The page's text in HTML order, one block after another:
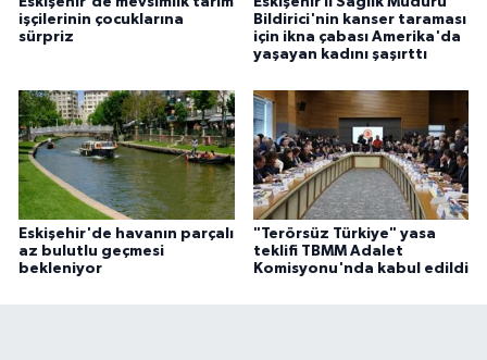
işçilerinin çocuklarına
sürpriz
Bildirici'nin kanser taraması
için ikna çabası Amerika'da
yaşayan kadını şaşırttı
Eskişehir'de havanın parçalı
az bulutlu geçmesi
bekleniyor
"Terörsüz Türkiye" yasa
teklifi TBMM Adalet
Komisyonu'nda kabul edildi